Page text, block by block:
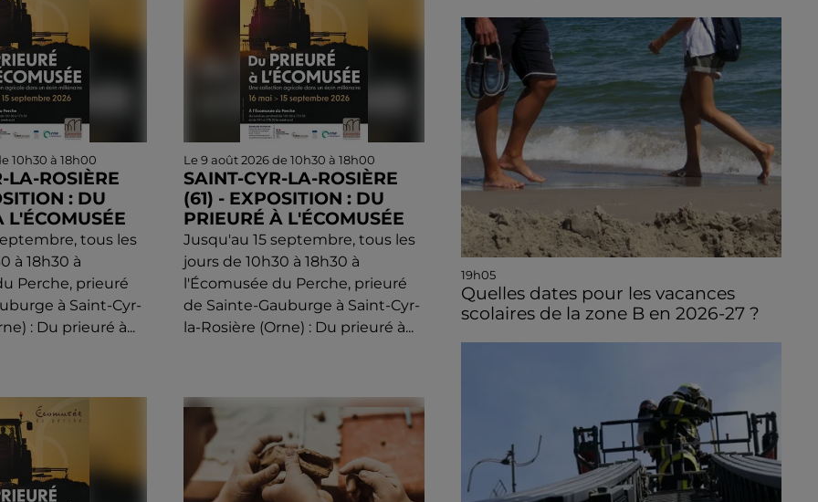
10h30 à 18h00
LA-ROSIÈRE
: DU
L'ÉCOMUSÉE
tous les
à 18h30 à
Perche, prieuré
à Saint-Cyr-
: Du prieuré à...
Le 9 août 2026 de 10h30 à 18h00
SAINT-CYR-LA-ROSIÈRE
(61) - EXPOSITION : DU
PRIEURÉ À L'ÉCOMUSÉE
Jusqu'au 15 septembre, tous les
jours de 10h30 à 18h30 à
l'Écomusée du Perche, prieuré
de Sainte-Gauburge à Saint-Cyr-
la-Rosière (Orne) : Du prieuré à...
19h05
Quelles dates pour les vacances
scolaires de la zone B en 2026-27 ?